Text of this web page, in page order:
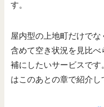
す。
屋内型の上地町だけで
含めて空き状況を見比
補にしたいサービスで
はこのあとの章で紹介し